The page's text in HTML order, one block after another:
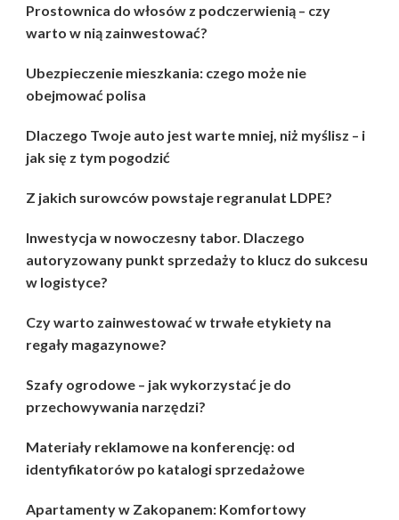
Prostownica do włosów z podczerwienią – czy
warto w nią zainwestować?
Ubezpieczenie mieszkania: czego może nie
obejmować polisa
Dlaczego Twoje auto jest warte mniej, niż myślisz – i
jak się z tym pogodzić
Z jakich surowców powstaje regranulat LDPE?
Inwestycja w nowoczesny tabor. Dlaczego
autoryzowany punkt sprzedaży to klucz do sukcesu
w logistyce?
Czy warto zainwestować w trwałe etykiety na
regały magazynowe?
Szafy ogrodowe – jak wykorzystać je do
przechowywania narzędzi?
Materiały reklamowe na konferencję: od
identyfikatorów po katalogi sprzedażowe
Apartamenty w Zakopanem: Komfortowy